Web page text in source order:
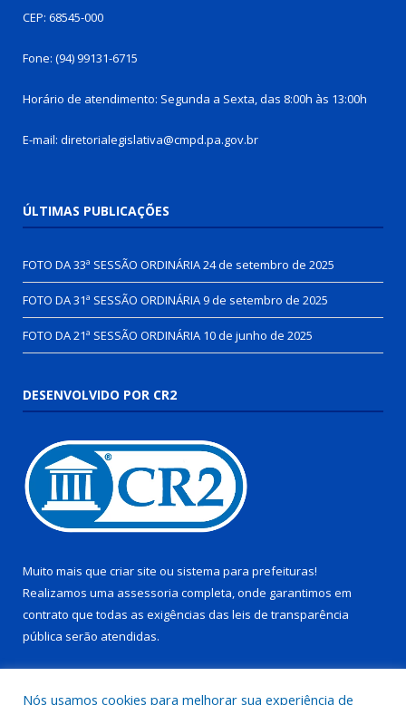
CEP: 68545-000
Fone: (94) 99131-6715
Horário de atendimento: Segunda a Sexta, das 8:00h às 13:00h
E-mail: diretorialegislativa@cmpd.pa.gov.br
ÚLTIMAS PUBLICAÇÕES
FOTO DA 33ª SESSÃO ORDINÁRIA24 de setembro de 2025
FOTO DA 31ª SESSÃO ORDINÁRIA9 de setembro de 2025
FOTO DA 21ª SESSÃO ORDINÁRIA 10 de junho de 2025
DESENVOLVIDO POR CR2
Muito mais que criar site ou sistema para prefeituras!
Realizamos uma assessoria completa, onde garantimos em
contrato que todas as exigências das leis de transparência
pública serão atendidas.
Nós usamos cookies para melhorar sua experiência de